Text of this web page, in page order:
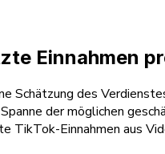
Einnahmen
Schätzung des
der möglichen
TikTok-Einnahmen aus